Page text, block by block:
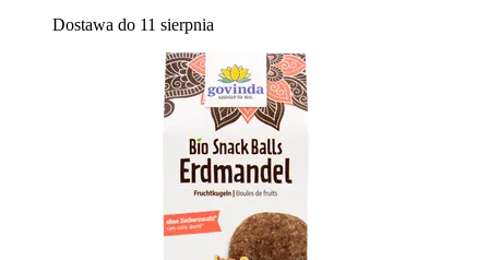
Dostawa do 11 sierpnia